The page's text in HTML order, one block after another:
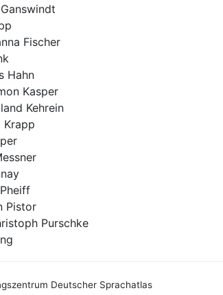
Fischer
Hahn
Kasper
Kehrein
Krapp
Pistor
Purschke
Deutscher Sprachatlas